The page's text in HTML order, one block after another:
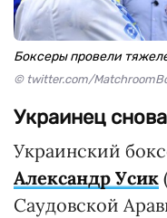
Боксеры провели
© twitter.com/
Украинец
Украинский
Александр Усик
Саудовской